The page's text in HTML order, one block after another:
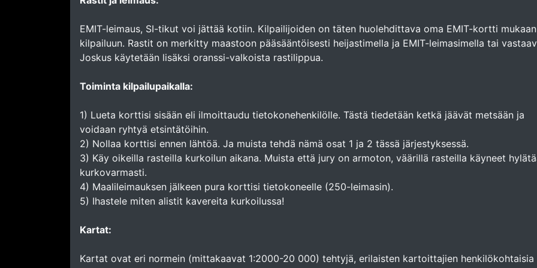
EMIT-leimaus, SI-tikut voi jättää kotiin. Kilpailijoiden on täten huolehdittava oma EMIT-kortti mukaan
kilpailuun. Rastit on merkitty maastoon pääsääntöisesti heijastimella ja EMIT-leimasimella tai
Joskus käytetään lisäksi oranssi-valkoista rastilippua.
Toiminta kilpailupaikalla:
1) Lueta korttisi sisään eli ilmoittaudu tietokonehenkilölle. Tästä tiedetään ketkä jäävät metsään ja
voidaan ryhtyä etsintätöihin.
2) Nollaa korttisi ennen lähtöä. Ja muista tehdä nämä osat 1 ja 2 tässä järjestyksessä.
3) Käy oikeilla rasteilla kurkoilun aikana. Muista että jury on armoton, väärillä rasteilla käyneet
kurkovarmasti.
4) Maalileimauksen jälkeen pura korttisi tietokoneelle (250-leimasin).
5) Ihastele miten alistit kavereita kurkoilussa!
Kartat:
Kartat ovat eri normein (mittakaavat 1:2000-20 000) tehtyjä, erilaisten kartoittajien henkilökohtaisia